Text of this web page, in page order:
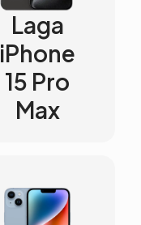
Laga
iPhone
15 Pro
Max